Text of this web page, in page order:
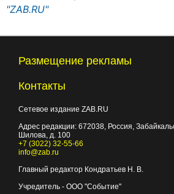
"ZAB.RU"
Размещение рекламы
Контакты
Сетевое издание ZAB.RU
Адрес редакции: 672038, Россия,
Шилова, д. 100
+7 (3022) 32-55-66
info@zab.ru
Главный редактор Кондратьев Н. В.
Учредитель - ООО "Событие"